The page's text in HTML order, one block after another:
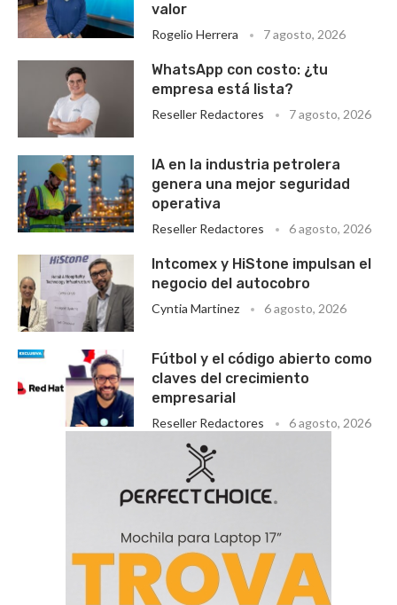
valor
Rogelio Herrera 7 agosto, 2026
WhatsApp con costo: ¿tu
empresa está lista?
Reseller Redactores 7 agosto, 2026
IA en la industria petrolera
genera una mejor seguridad
operativa
Reseller Redactores 6 agosto, 2026
Intcomex y HiStone impulsan el
negocio del autocobro
Cyntia Martinez 6 agosto, 2026
Fútbol y el código abierto como
claves del crecimiento
empresarial
Reseller Redactores 6 agosto, 2026